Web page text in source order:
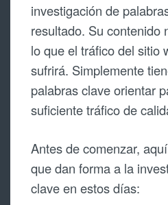
investigación de
resultado. Su contenido
lo que el tráfico del sitio
sufrirá. Simplemente
palabras clave orientar
suficiente tráfico de
Antes de comenzar,
que dan forma a la
clave en estos días: